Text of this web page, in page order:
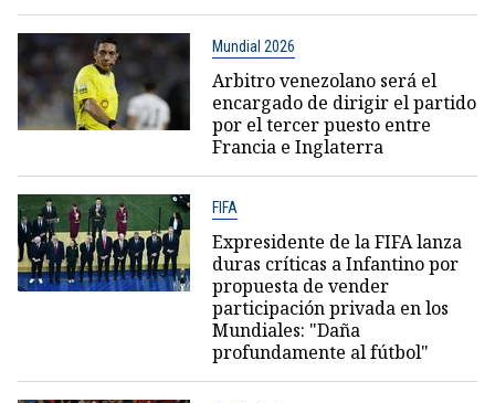
Mundial 2026
Arbitro venezolano será el
encargado de dirigir el partido
por el tercer puesto entre
Francia e Inglaterra
FIFA
Expresidente de la FIFA lanza
duras críticas a Infantino por
propuesta de vender
participación privada en los
Mundiales: "Daña
profundamente al fútbol"